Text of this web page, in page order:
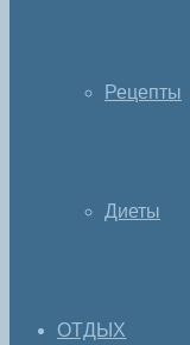
Рецепты
Диеты
ОТДЫХ